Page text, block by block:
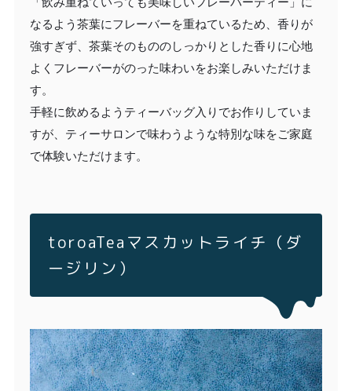
なるよう茶葉にフレーバーを重ねているため、香りが
強すぎず、茶葉そのもののしっかりとした香りに心地
よくフレーバーがのった味わいをお楽しみいただけま
す。
手軽に飲めるようティーバッグ入りでお作りしていま
すが、ティーサロンで味わうような特別な味をご家庭
で体験いただけます。
toroaTeaマスカットライチ（ダ
ージリン）